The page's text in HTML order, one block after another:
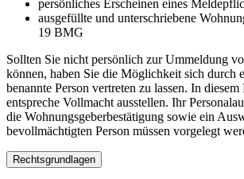
persönliches Erscheinen eines
ausgefüllte und unterschriebene
19 BMG
Sollten Sie nicht persönlich zur Ummeldung
können, haben Sie die Möglichkeit sich durch
benannte Person vertreten zu lassen. In
entspreche Vollmacht ausstellen. Ihr
die Wohnungsgeberbestätigung sowie ein
bevollmächtigten Person müssen vorgelegt
Rechtsgrundlagen